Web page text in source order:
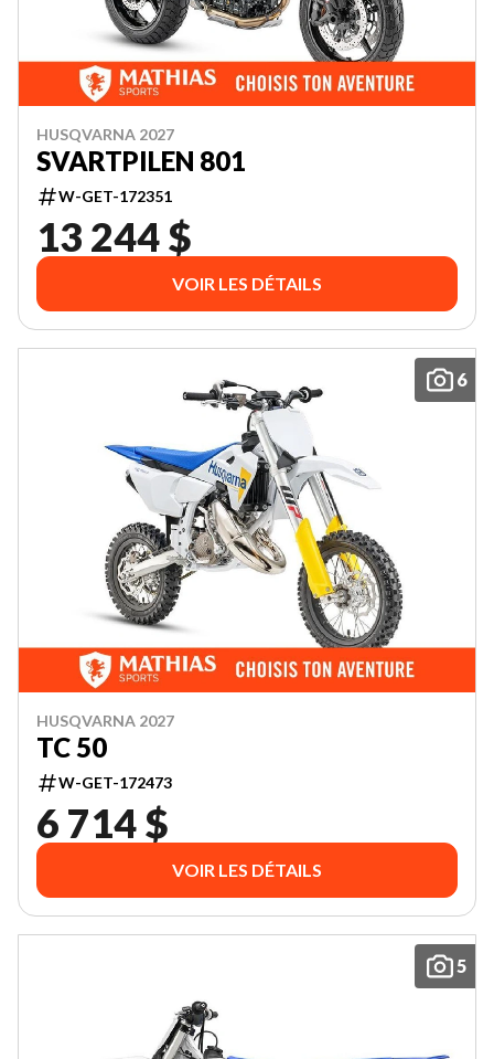
HUSQVARNA 2027
SVARTPILEN 801
W-GET-172351
13 244 $
VOIR LES DÉTAILS
6
HUSQVARNA 2027
TC 50
W-GET-172473
6 714 $
VOIR LES DÉTAILS
5